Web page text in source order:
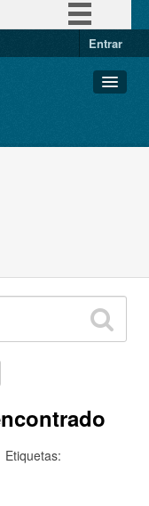
Entrar
Etiquetas: